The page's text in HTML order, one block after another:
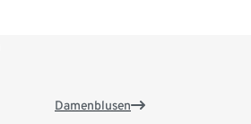
Damenblusen